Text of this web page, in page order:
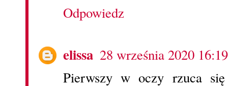
Odpowiedz
elissa 28 września 2020 16:19
Pierwszy w oczy rzuca